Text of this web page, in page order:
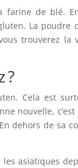
de blé. En
La poudre
trouverez la
?
Cela est
nouvelle,
dehors de sa
asiatiques